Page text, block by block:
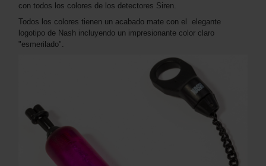
con todos los colores de los detectores Siren.
Todos los colores tienen un acabado mate con el elegante
logotipo de Nash incluyendo un impresionante color claro
"esmerilado".